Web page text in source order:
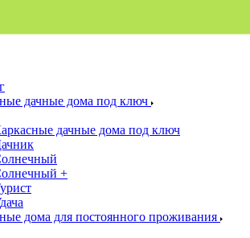
дачные дома под ключ
дачные дома под ключ
+
дома для постоянного проживания